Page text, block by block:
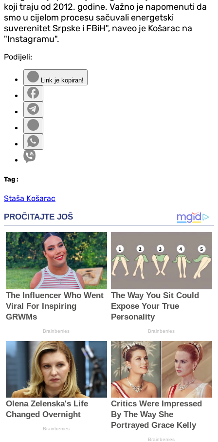
koji traju od 2012. godine. Važno je napomenuti da
smo u cijelom procesu sačuvali energetski
suverenitet Srpske i FBiH", naveo je Košarac na
"Instagramu".
Podijeli:
Link je kopiran!
Tag :
Staša Košarac